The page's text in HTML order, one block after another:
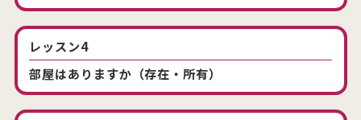
レッスン4
部屋はありますか（存在・所有）